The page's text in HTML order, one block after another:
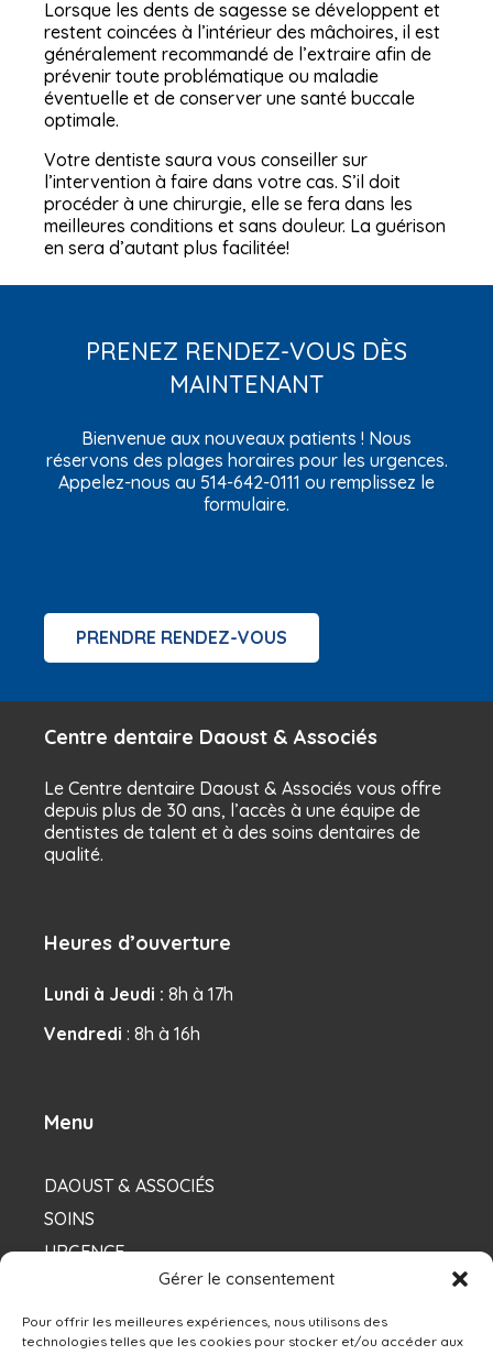
Gérer le consentement
Pour offrir les meilleures expériences, nous utilisons des
technologies telles que les cookies pour stocker et/ou accéder aux
Lorsque les dents de sagesse se développent et
restent coincées à l’intérieur des mâchoires, il est
généralement recommandé de l’extraire afin de
prévenir toute problématique ou maladie
éventuelle et de conserver une santé buccale
optimale.
Votre dentiste saura vous conseiller sur
l’intervention à faire dans votre cas. S’il doit
procéder à une chirurgie, elle se fera dans les
meilleures conditions et sans douleur. La guérison
en sera d’autant plus facilitée!
PRENEZ RENDEZ-VOUS DÈS
MAINTENANT
Bienvenue aux nouveaux patients ! Nous
réservons des plages horaires pour les urgences.
Appelez-nous au 514-642-0111 ou remplissez le
formulaire.
PRENDRE RENDEZ-VOUS
Centre dentaire Daoust & Associés
Le Centre dentaire Daoust & Associés vous offre
depuis plus de 30 ans, l’accès à une équipe de
dentistes de talent et à des soins dentaires de
qualité.
Heures d’ouverture
Lundi à Jeudi : 8h à 17h
Vendredi : 8h à 16h
Menu
DAOUST & ASSOCIÉS
SOINS
URGENCE
NOS DENTISTES